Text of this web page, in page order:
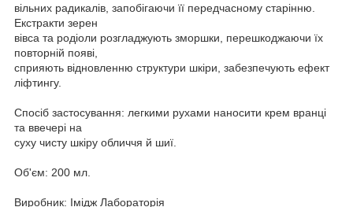
вільних радикалів, запобігаючи її передчасному старінню.
Екстракти зерен
вівса та родіоли розгладжують зморшки, перешкоджаючи їх
повторній появі,
сприяють відновленню структури шкіри, забезпечують ефект
ліфтингу.
Спосіб застосування: легкими рухами наносити крем вранці
та ввечері на
суху чисту шкіру обличчя й шиї.
Об'єм: 200 мл.
Виробник: Імідж Лабораторія